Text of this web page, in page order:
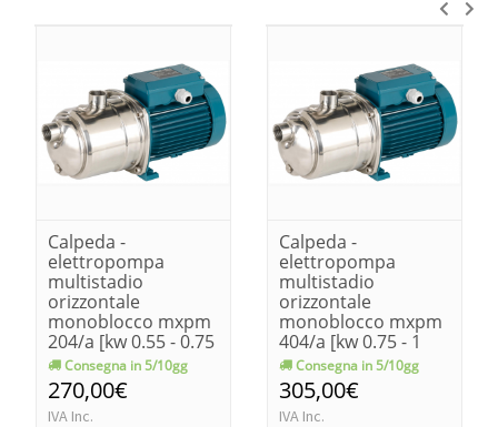
Calpeda -
elettropompa
multistadio
orizzontale
monoblocco mxpm
204/a [kw 0.55 - 0.75
hp]Consegna in 5/10gg
270,00€
IVA Inc.
Calpeda -
elettropompa
multistadio
orizzontale
monoblocco mxpm
404/a [kw 0.75 - 1
hp]Consegna in 5/10gg
305,00€
IVA Inc.